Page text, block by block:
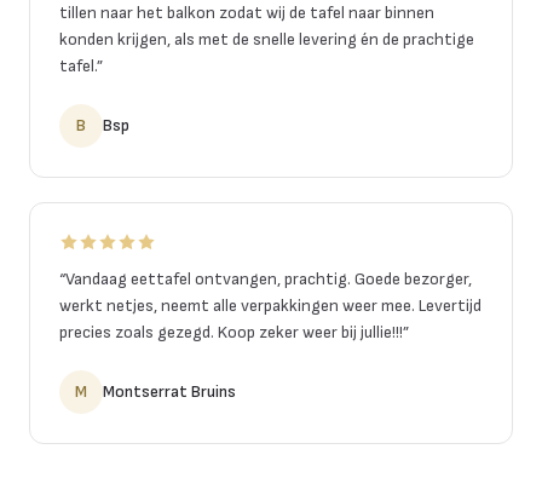
tillen naar het balkon zodat wij de tafel naar binnen
konden krijgen, als met de snelle levering én de prachtige
tafel.”
B Bsp
“Vandaag eettafel ontvangen, prachtig. Goede bezorger,
werkt netjes, neemt alle verpakkingen weer mee. Levertijd
precies zoals gezegd. Koop zeker weer bij jullie!!!”
M Montserrat Bruins